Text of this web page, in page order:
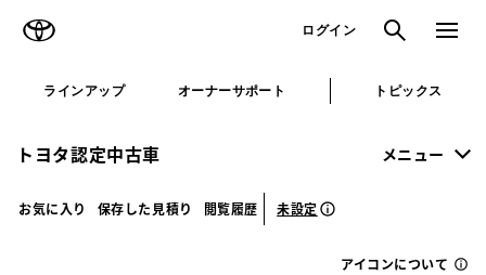
ログイン 検索 メニュ
ラインアップ オーナーサポート トピックス
トヨタ認定中古車 メニュー
お気に入り 保存した見積り 閲覧履歴 未設定
アイコンについて